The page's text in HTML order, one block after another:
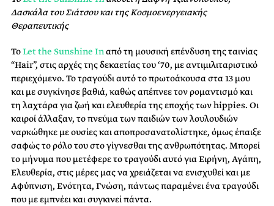
Δασκάλα του Σιάτσου και της Κοσμοενεργειακής
Θεραπευτικής
ΤοLet the Sunshine Inαπό τη μουσική επένδυση της ταινίας
“Hair”, στις αρχές της δεκαετίας του ‘70, με αντιμιλιταριστικό
περιεχόμενο. Το τραγούδι αυτό το πρωτοάκουσα στα 13 μου
και με συγκίνησε βαθιά, καθώς απέπνεε τον ρομαντισμό και
τη λαχτάρα για ζωή και ελευθερία της εποχής των hippies. Οι
καιροί άλλαξαν, το πνεύμα των παιδιών των λουλουδιών
ναρκώθηκε με ουσίες και αποπροσανατολίστηκε, όμως έπαιξε
σαφώς το ρόλο του στο γίγνεσθαι της ανθρωπότητας. Μπορεί
το μήνυμα που μετέφερε το τραγούδι αυτό για Ειρήνη, Αγάπη,
Ελευθερία, στις μέρες μας να χρειάζεται να ενισχυθεί και με
Αφύπνιση, Ενότητα, Γνώση, πάντως παραμένει ένα τραγούδι
που με εμπνέει και συγκινεί πάντα.